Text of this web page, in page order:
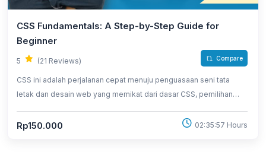
CSS Fundamentals: A Step-by-Step Guide for
Beginner
5 (21 Reviews) Compare
CSS ini adalah perjalanan cepat menuju penguasaan seni tata
letak dan desain web yang memikat dari dasar CSS, pemilihan
visual yang menakjubkan.
Rp150.000 02:35:57 Hours